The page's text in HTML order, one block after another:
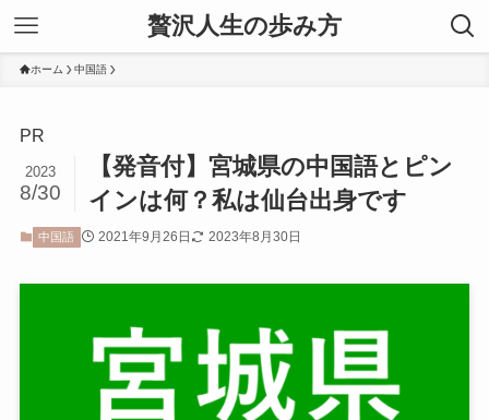
贅沢人生の歩み方
ホーム 中国語
PR
【発音付】宮城県の中国語とピン
インは何？私は仙台出身です
2023
8/30
中国語 2021年9月26日 2023年8月30日